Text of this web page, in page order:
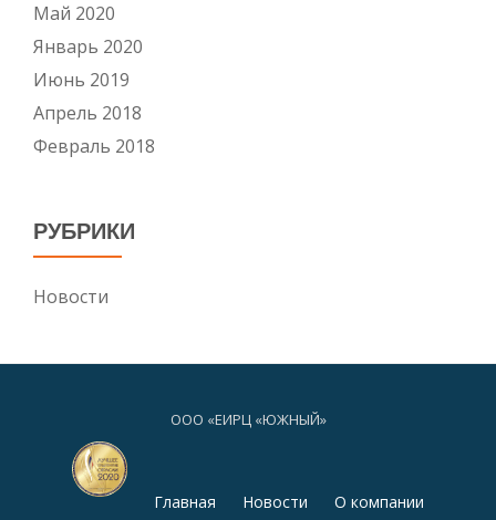
Май 2020
Январь 2020
Июнь 2019
Апрель 2018
Февраль 2018
РУБРИКИ
Новости
ООО «ЕИРЦ «ЮЖНЫЙ»
Главная Новости О компании